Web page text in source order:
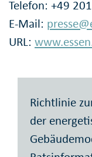
Telefon: +49
E-Mail:
URL:
Richtlinie
der